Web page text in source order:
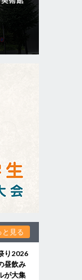
と見る
り2026
昼飲み
が大集